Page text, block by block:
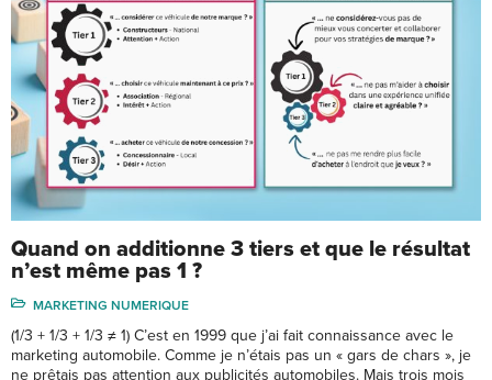
Quand on additionne 3 tiers et que le résultat
n’est même pas 1 ?
MARKETING NUMERIQUE
(1/3 + 1/3 + 1/3 ≠ 1) C’est en 1999 que j’ai fait connaissance avec le
marketing automobile. Comme je n’étais pas un « gars de chars », je
ne prêtais pas attention aux publicités automobiles. Mais trois mois